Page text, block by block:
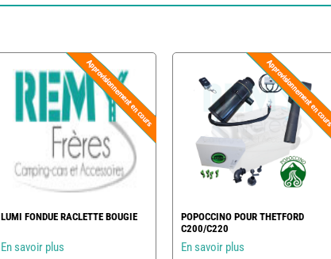
LUMI FONDUE RACLETTE BOUGIE
En savoir plus
POPOCCINO POUR THETFORD
C200/C220
En savoir plus